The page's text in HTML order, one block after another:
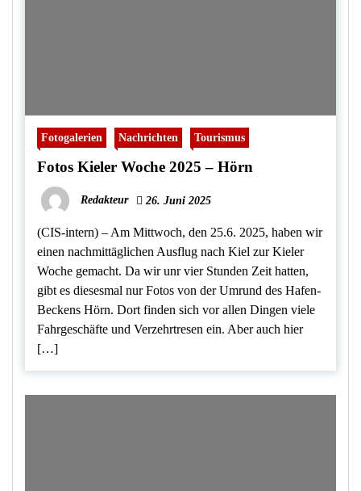
Fotogalerien Nachrichten Tourismus
Fotos Kieler Woche 2025 – Hörn
Redakteur 26. Juni 2025
(CIS-intern) – Am Mittwoch, den 25.6. 2025, haben wir
einen nachmittäglichen Ausflug nach Kiel zur Kieler
Woche gemacht. Da wir unr vier Stunden Zeit hatten,
gibt es diesesmal nur Fotos von der Umrund des Hafen-
Beckens Hörn. Dort finden sich vor allen Dingen viele
Fahrgeschäfte und Verzehrtresen ein. Aber auch hier
[…]